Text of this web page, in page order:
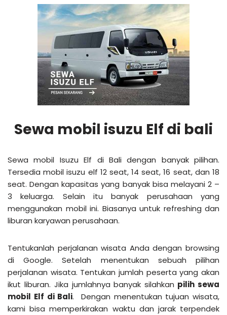
Sewa mobil isuzu Elf di bali
Sewa mobil Isuzu Elf di Bali dengan banyak pilihan.
Tersedia mobil isuzu elf 12 seat, 14 seat, 16 seat, dan 18
seat. Dengan kapasitas yang banyak bisa melayani 2 –
3 keluarga. Selain itu banyak perusahaan yang
menggunakan mobil ini. Biasanya untuk refreshing dan
liburan karyawan perusahaan.
Tentukanlah perjalanan wisata Anda dengan browsing
di Google. Setelah menentukan sebuah pilihan
perjalanan wisata. Tentukan jumlah peserta yang akan
ikut liburan. Jika jumlahnya banyak silahkan pilih sewa
mobil Elf di Bali. Dengan menentukan tujuan wisata,
kami bisa memperkirakan waktu dan jarak terpendek